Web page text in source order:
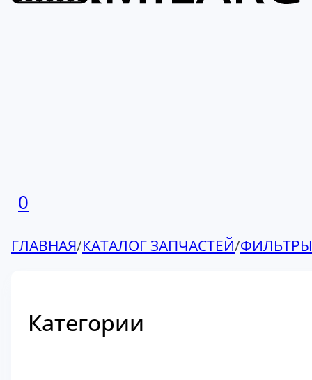
0
ГЛАВНАЯ/КАТАЛОГ ЗАПЧАСТЕЙ/ФИЛЬТРЫ
Категории